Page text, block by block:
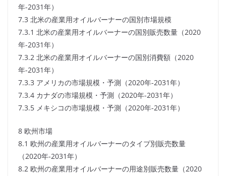
年-2031年）
7.3 北米の産業用オイルバーナーの国別市場規模
7.3.1 北米の産業用オイルバーナーの国別販売数量（2020
年-2031年）
7.3.2 北米の産業用オイルバーナーの国別消費額（2020
年-2031年）
7.3.3 アメリカの市場規模・予測（2020年-2031年）
7.3.4 カナダの市場規模・予測（2020年-2031年）
7.3.5 メキシコの市場規模・予測（2020年-2031年）
8 欧州市場
8.1 欧州の産業用オイルバーナーのタイプ別販売数量
（2020年-2031年）
8.2 欧州の産業用オイルバーナーの用途別販売数量（2020